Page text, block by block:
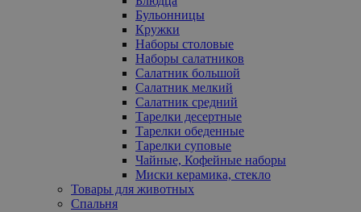
Бульонницы
Кружки
Наборы столовые
Наборы салатников
Салатник большой
Салатник мелкий
Салатник средний
Тарелки десертные
Тарелки обеденные
Тарелки суповые
Чайные, Кофейные наборы
Миски керамика, стекло
Товары для животных
Спальня